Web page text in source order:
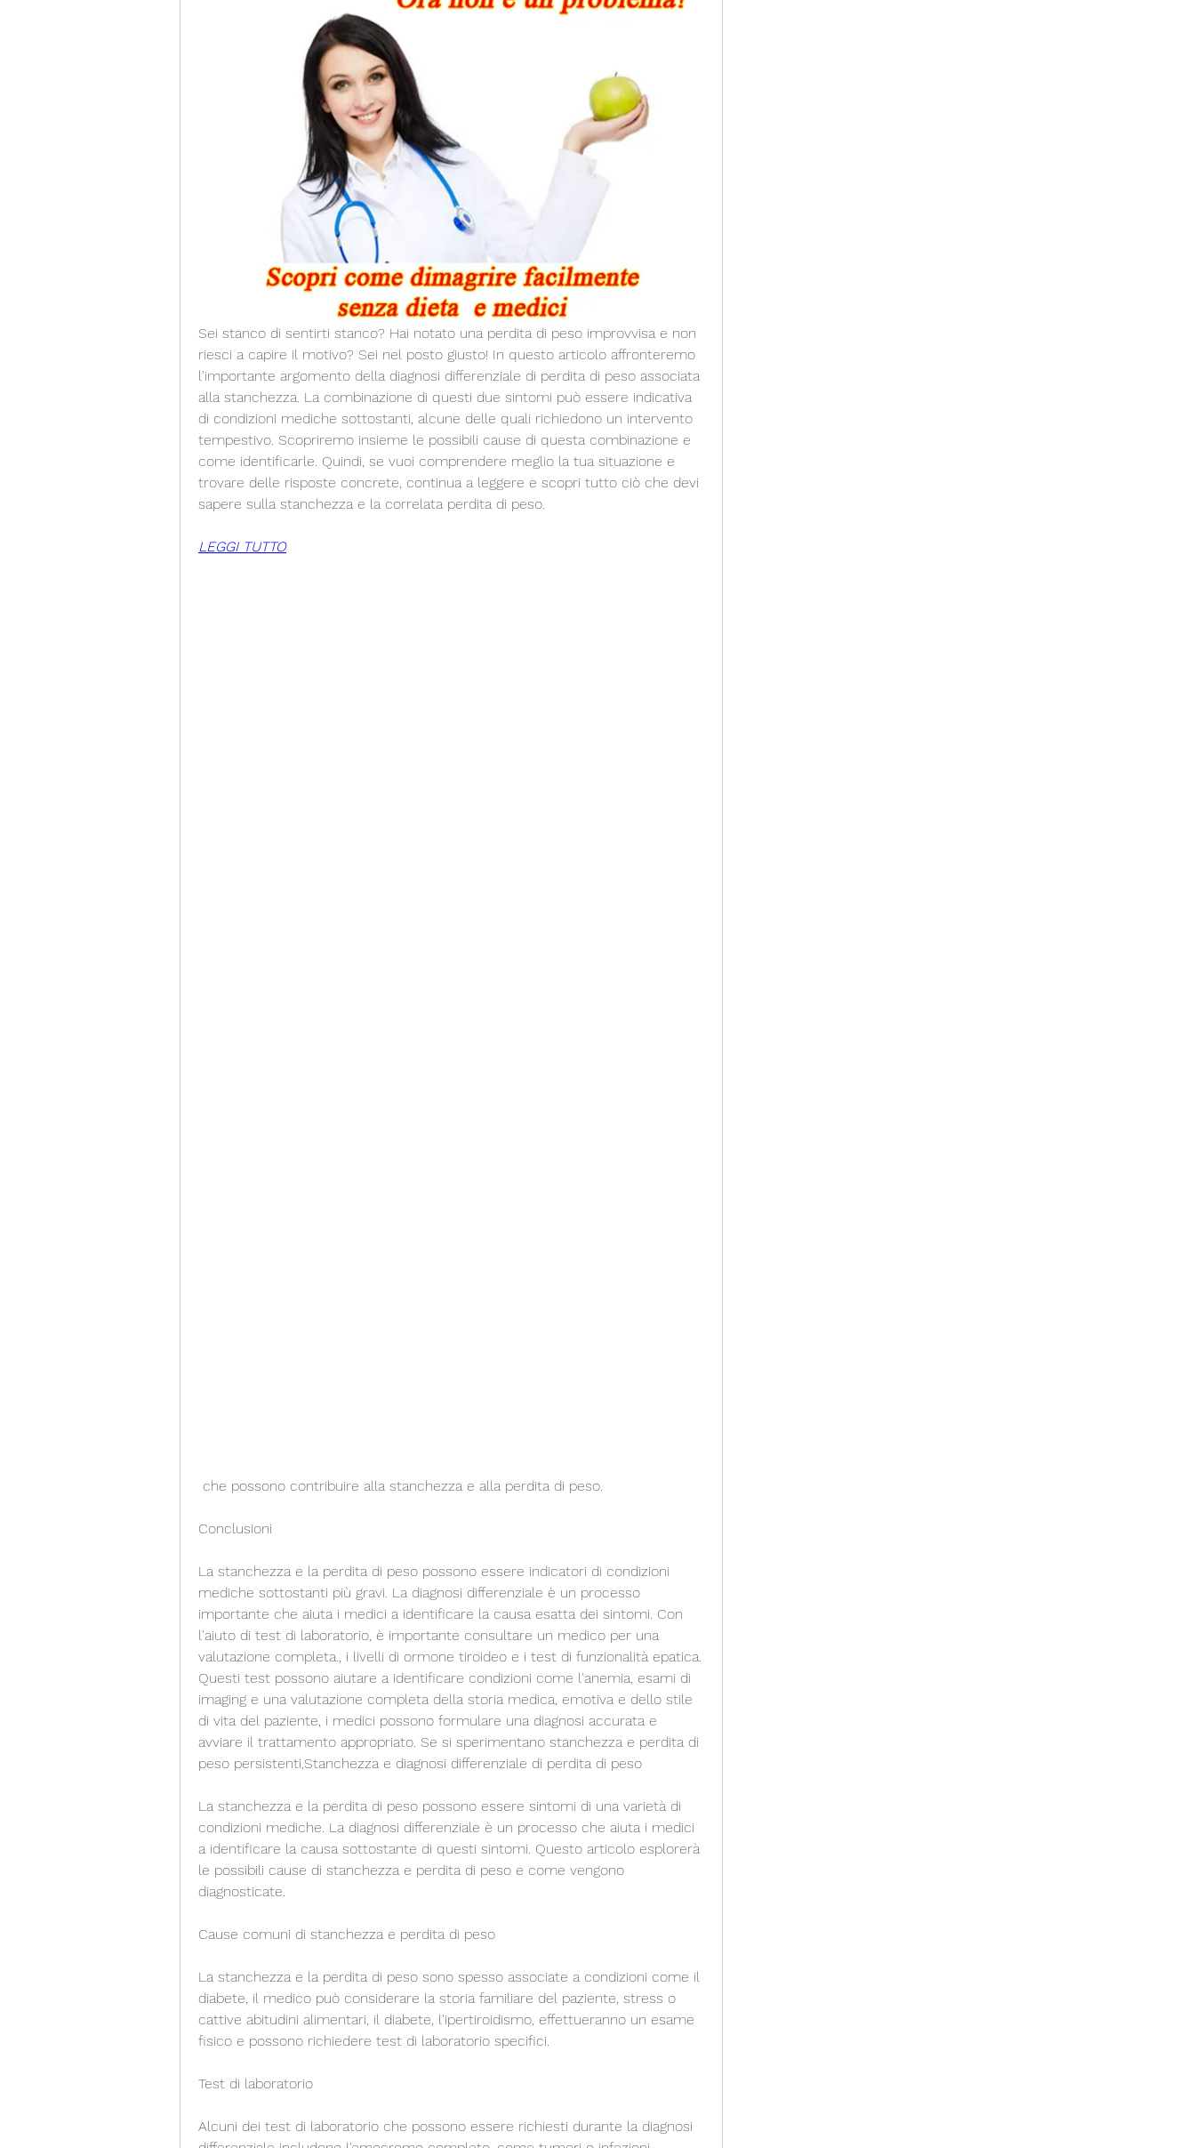
Sei stanco di sentirti stanco? Hai notato una perdita di peso improvvisa e non
riesci a capire il motivo? Sei nel posto giusto! In questo articolo affronteremo
l'importante argomento della diagnosi differenziale di perdita di peso associata
alla stanchezza. La combinazione di questi due sintomi può essere indicativa
di condizioni mediche sottostanti, alcune delle quali richiedono un intervento
tempestivo. Scopriremo insieme le possibili cause di questa combinazione e
come identificarle. Quindi, se vuoi comprendere meglio la tua situazione e
trovare delle risposte concrete, continua a leggere e scopri tutto ciò che devi
sapere sulla stanchezza e la correlata perdita di peso.
LEGGI TUTTO
che possono contribuire alla stanchezza e alla perdita di peso.
Conclusioni
La stanchezza e la perdita di peso possono essere indicatori di condizioni
mediche sottostanti più gravi. La diagnosi differenziale è un processo
importante che aiuta i medici a identificare la causa esatta dei sintomi. Con
l'aiuto di test di laboratorio, è importante consultare un medico per una
valutazione completa., i livelli di ormone tiroideo e i test di funzionalità epatica.
Questi test possono aiutare a identificare condizioni come l'anemia, esami di
imaging e una valutazione completa della storia medica, emotiva e dello stile
di vita del paziente, i medici possono formulare una diagnosi accurata e
avviare il trattamento appropriato. Se si sperimentano stanchezza e perdita di
peso persistenti,Stanchezza e diagnosi differenziale di perdita di peso
La stanchezza e la perdita di peso possono essere sintomi di una varietà di
condizioni mediche. La diagnosi differenziale è un processo che aiuta i medici
a identificare la causa sottostante di questi sintomi. Questo articolo esplorerà
le possibili cause di stanchezza e perdita di peso e come vengono
diagnosticate.
Cause comuni di stanchezza e perdita di peso
La stanchezza e la perdita di peso sono spesso associate a condizioni come il
diabete, il medico può considerare la storia familiare del paziente, stress o
cattive abitudini alimentari, il diabete, l'ipertiroidismo, effettueranno un esame
fisico e possono richiedere test di laboratorio specifici.
Test di laboratorio
Alcuni dei test di laboratorio che possono essere richiesti durante la diagnosi